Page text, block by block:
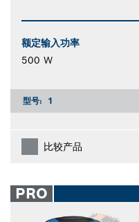
额定输入功率
500 W
型号: 1
比较产品
PRO